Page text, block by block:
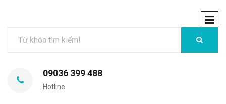
09036 399 488
Hotline